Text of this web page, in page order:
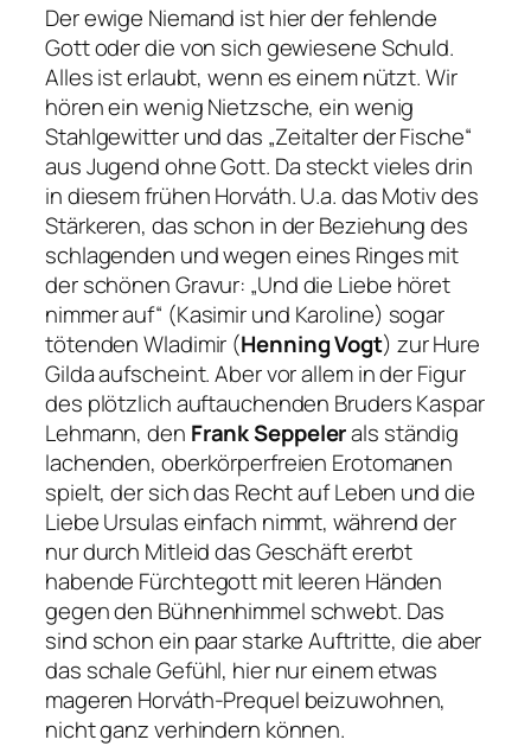
Der ewige Niemand ist hier der fehlende
Gott oder die von sich gewiesene Schuld.
Alles ist erlaubt, wenn es einem nützt. Wir
hören ein wenig Nietzsche, ein wenig
Stahlgewitter und das „Zeitalter der Fische“
ausJugend ohne Gott. Da steckt vieles drin
in diesem frühen Horváth. U.a. das Motiv des
Stärkeren, das schon in der Beziehung des
schlagenden und wegen eines Ringes mit
der schönen Gravur: „Und die Liebe höret
nimmer auf“ (Kasimir und Karoline) sogar
tötenden Wladimir (Henning Vogt) zur Hure
Gilda aufscheint. Aber vor allem in der Figur
des plötzlich auftauchenden Bruders Kaspar
Lehmann, den Frank Seppelerals ständig
lachenden, oberkörperfreien Erotomanen
spielt, der sich das Recht auf Leben und die
Liebe Ursulas einfach nimmt, während der
nur durch Mitleid das Geschäft ererbt
habende Fürchtegott mit leeren Händen
gegen den Bühnenhimmel schwebt. Das
sind schon ein paar starke Auftritte, die aber
das schale Gefühl, hier nur einem etwas
mageren Horváth-Prequel beizuwohnen,
nicht ganz verhindern können.